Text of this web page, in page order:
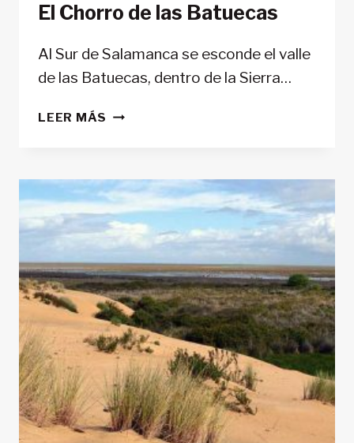
El Chorro de las Batuecas
Al Sur de Salamanca se esconde el valle
de las Batuecas, dentro de la Sierra…
LEER MÁS EL
BATUECAS